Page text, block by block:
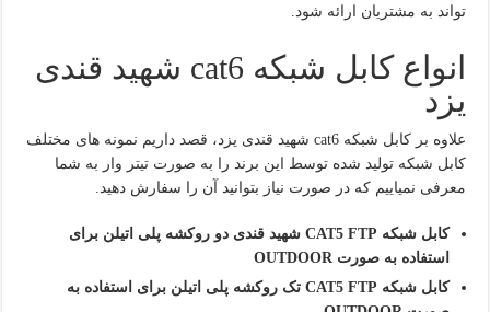
تواند به مشتریان ارائه شود.
انواع کابل شبکه cat6 شهید قندی
یزد
علاوه بر کابل شبکه cat6 شهید قندی یزد، قصد داریم نمونه های مختلف
کابل شبکه تولید شده توسط این برند را به صورت تیتر وار به شما
معرفی نمیاییم که در صورت نیاز بتوانید آن را سفارش دهید.
کابل شبکه CAT5 FTP شهید قندی دو روکشه پلی اتیلن برای
استفاده به صورت OUTDOOR
کابل شبکه CAT5 FTP تک روکشه پلی اتیلن برای استفاده به